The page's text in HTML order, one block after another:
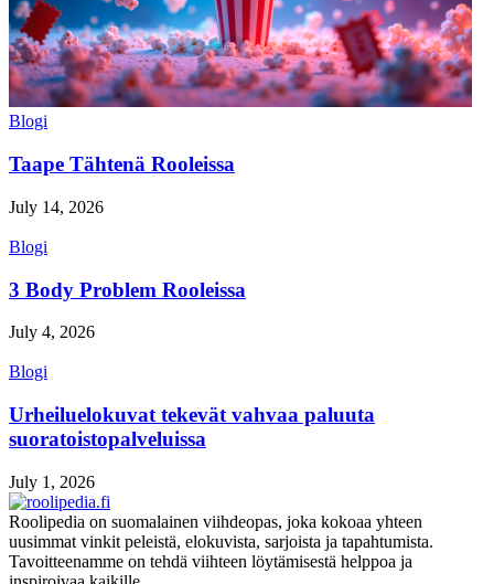
Blogi
Taape Tähtenä Rooleissa
July 14, 2026
Blogi
3 Body Problem Rooleissa
July 4, 2026
Blogi
Urheiluelokuvat tekevät vahvaa paluuta
suoratoistopalveluissa
July 1, 2026
Roolipedia on suomalainen viihdeopas, joka kokoaa yhteen
uusimmat vinkit peleistä, elokuvista, sarjoista ja tapahtumista.
Tavoitteenamme on tehdä viihteen löytämisestä helppoa ja